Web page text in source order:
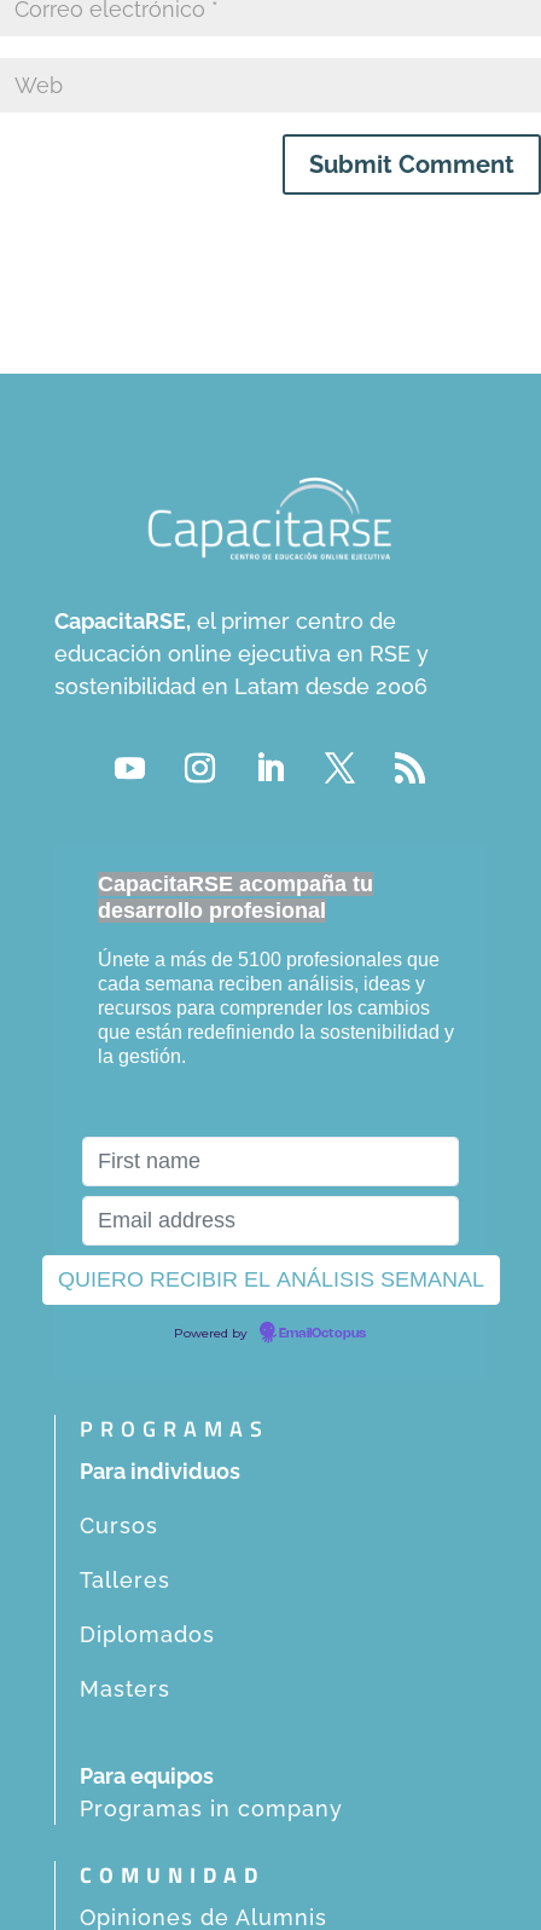
Submit Comment
CapacitaRSE, el primer centro de
educación online ejecutiva en RSE y
sostenibilidad en Latam desde 2006
CapacitaRSE acompaña tu
desarrollo profesional
Únete a más de 5100 profesionales que
cada semana reciben análisis, ideas y
recursos para comprender los cambios
que están redefiniendo la sostenibilidad y
la gestión.
Powered by EmailOctopus
PROGRAMAS
Para individuos
Cursos
Talleres
Diplomados
Masters
Para equipos
Programas in company
COMUNIDAD
Opiniones de Alumnis